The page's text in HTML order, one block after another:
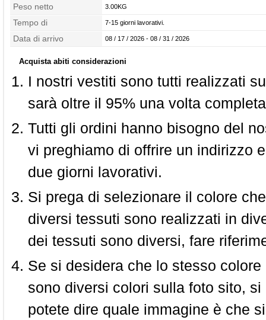
Peso netto 3.00KG
Tempo di
confezionamento
7-15 giorni lavorativi.
Data di arrivo 08 / 17 / 2026 - 08 / 31 / 2026
Acquista abiti considerazioni
I nostri vestiti sono tutti realizzati
sarà oltre il 95% una volta
Tutti gli ordini hanno bisogno del
vi preghiamo di offrire un indirizzo
due giorni lavorativi.
Si prega di selezionare il colore
diversi tessuti sono realizzati in
dei tessuti sono diversi, fare
Se si desidera che lo stesso
sono diversi colori sulla foto sito,
potete dire quale immagine è che